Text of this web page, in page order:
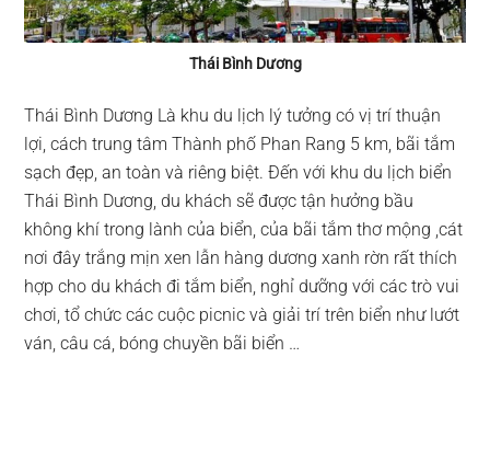
Thái Bình Dương
Thái Bình Dương Là khu du lịch lý tưởng có vị trí thuận
lợi, cách trung tâm Thành phố Phan Rang 5 km, bãi tắm
sạch đẹp, an toàn và riêng biệt. Đến với khu du lịch biển
Thái Bình Dương, du khách sẽ được tận hưởng bầu
không khí trong lành của biển, của bãi tắm thơ mộng ,cát
nơi đây trắng mịn xen lẫn hàng dương xanh rờn rất thích
hợp cho du khách đi tắm biển, nghỉ dưỡng với các trò vui
chơi, tổ chức các cuộc picnic và giải trí trên biển như lướt
ván, câu cá, bóng chuyền bãi biển …